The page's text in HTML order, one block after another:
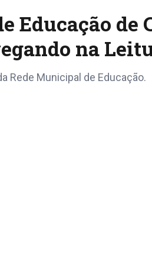
Educação
na
Rede Municipal de Educação.